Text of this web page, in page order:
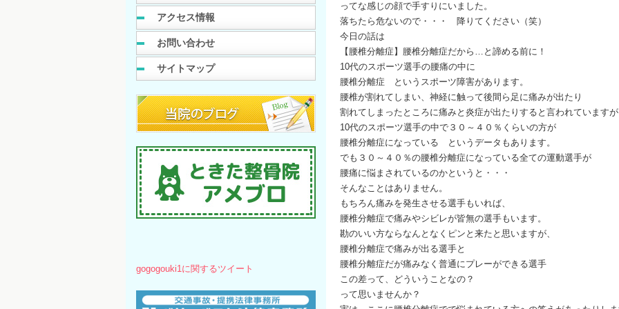
ってな感じの顔で手すりにいました。
落ちたら危ないので・・・ 降りてください（笑）
今日の話は
【腰椎分離症】腰椎分離症だから…と諦める前に！
10代のスポーツ選手の腰痛の中に
腰椎分離症 というスポーツ障害があります。
腰椎が割れてしまい、神経に触って後間ら足に痛みが出たり
割れてしまったところに痛みと炎症が出たりすると言われています
10代のスポーツ選手の中で３０～４０％くらいの方が
腰椎分離症になっている というデータもあります。
でも３０～４０％の腰椎分離症になっている全ての運動選手が
腰痛に悩まされているのかというと・・・
そんなことはありません。
もちろん痛みを発生させる選手もいれば、
腰椎分離症で痛みやシビレが皆無の選手もいます。
勘のいい方ならなんとなくピンと来たと思いますが、
腰椎分離症で痛みが出る選手と
腰椎分離症だが痛みなく普通にプレーができる選手
この差って、どういうことなの？
って思いませんか？
アクセス情報
お問い合わせ
サイトマップ
gogogouki1に関するツイート